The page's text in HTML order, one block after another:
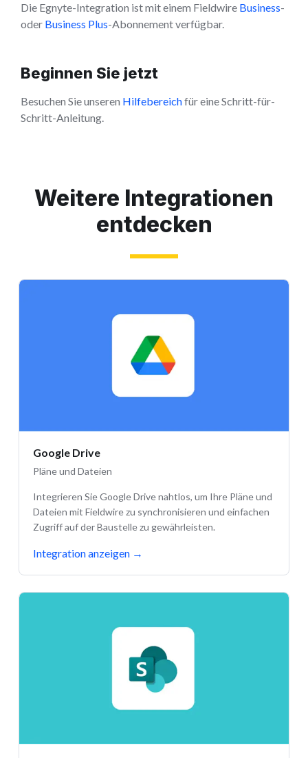
Die Egnyte-Integration ist mit einem Fieldwire Business-
oder Business Plus-Abonnement verfügbar.
Beginnen Sie jetzt
Besuchen Sie unseren Hilfebereichfür eine Schritt-für-
Schritt-Anleitung.
Weitere Integrationen
entdecken
Google Drive
Pläne und Dateien
Integrieren Sie Google Drive nahtlos, um Ihre Pläne und
Dateien mit Fieldwire zu synchronisieren und einfachen
Zugriff auf der Baustelle zu gewährleisten.
Integration anzeigen →